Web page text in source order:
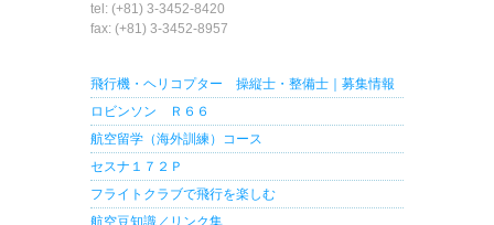
tel: (+81) 3-3452-8420
fax: (+81) 3-3452-8957
飛行機・ヘリコプター 操縦士・整備士｜募集情報
ロビンソン Ｒ６６
航空留学（海外訓練）コース
セスナ１７２Ｐ
フライトクラブで飛行を楽しむ
航空豆知識／リンク集